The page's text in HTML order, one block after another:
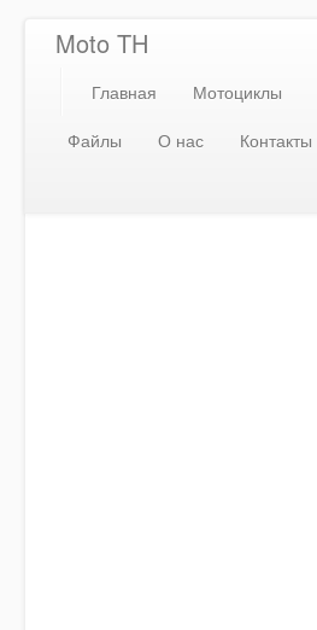
Moto TH
Главная Мотоциклы
Файлы
О нас
Контакты